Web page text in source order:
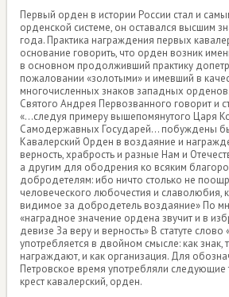
Первый орден в истории России стал и
орденской системе, он оставался высшим
года. Практика награждения первых
основание говорить, что орден возник
в основном продолживший практику
пожаловании «золотыми» и имевший в
многочисленных знаков западных
Святого Андрея Первозванного говорит и
«...следуя примеру вышепомянутого Царя
Самодержавных Государей... побуждены
Кавалерский Орден в воздаяние и
верность, храбрость и разные Нам и
а другим для ободрения ко всяким
добродетелям: ибо ничто столько не
человеческого любочестия и славолюбия,
видимое за добродетель воздаяние» По
«наградное значение ордена звучит и в
девизе За веру и верность» В статуте слово
употребляется в двойном смысле: как знак,
награждают, и как организация. Для
Петровское время употребляли следующие
крест кавалерский, орден.